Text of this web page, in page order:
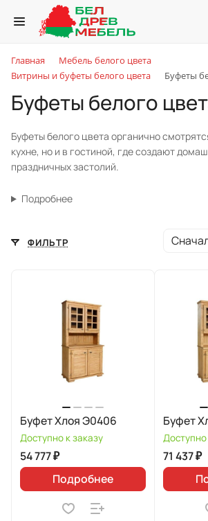
Главная
Мебель белого цвета
Витрины и буфеты белого цвета
Буфеты
Буфеты белого
Буфеты белого цвета органично
кухне, но и в гостиной, где создают
праздничных застолий.
Подробнее
ФИЛЬТР
Буфет Хлоя Э0406
Доступно к заказу
54 777 ₽
Подробнее
Буфет
Доступно
71 437 ₽